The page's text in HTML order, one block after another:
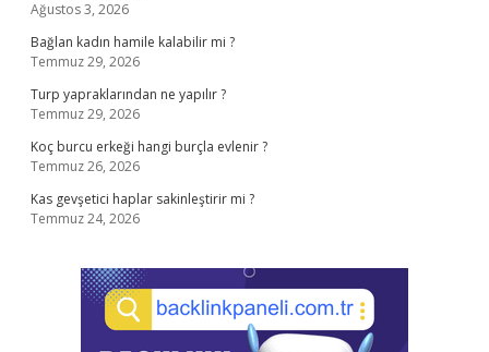
Ağustos 3, 2026
Bağlan kadın hamile kalabilir mi ?
Temmuz 29, 2026
Turp yapraklarından ne yapılır ?
Temmuz 29, 2026
Koç burcu erkeği hangi burçla evlenir ?
Temmuz 26, 2026
Kas gevşetici haplar sakinleştirir mi ?
Temmuz 24, 2026